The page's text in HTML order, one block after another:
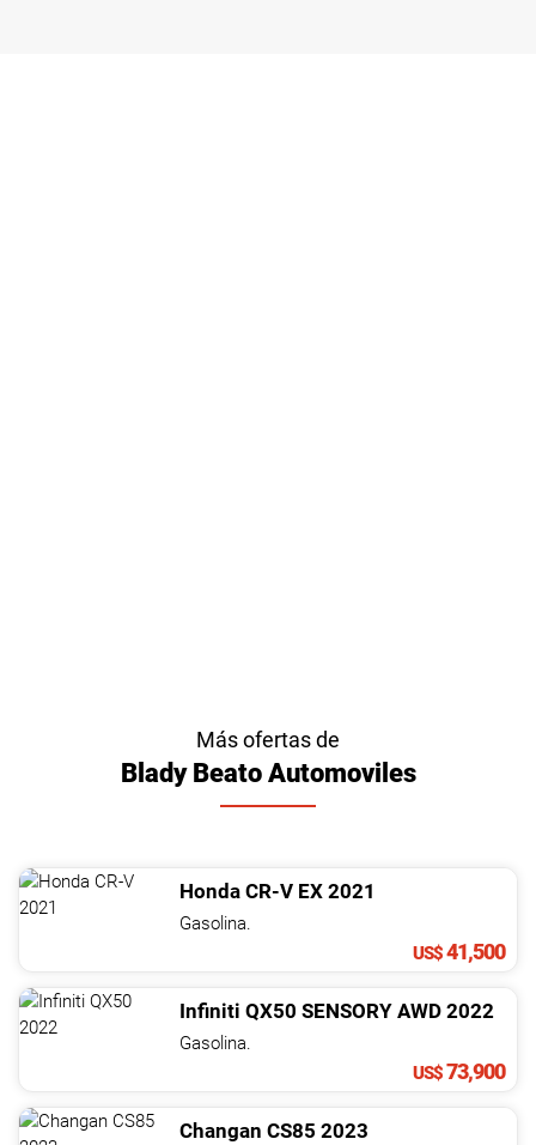
Más ofertas de
Blady Beato Automoviles
Honda CR-V EX 2021
Gasolina.
US$41,500
Infiniti QX50 SENSORY AWD 2022
Gasolina.
US$73,900
Changan CS85 2023